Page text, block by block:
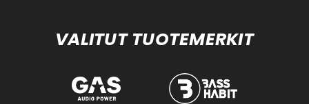
VALITUT TUOTEMERKIT